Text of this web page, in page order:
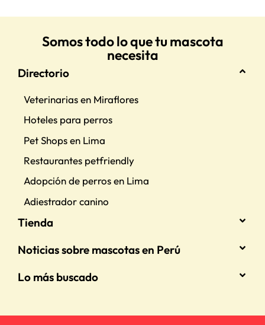
Somos todo lo que tu mascota
necesita
Directorio
Veterinarias en Miraflores
Hoteles para perros
Pet Shops en Lima
Restaurantes petfriendly
Adopción de perros en Lima
Adiestrador canino
Tienda
Noticias sobre mascotas en Perú
Lo más buscado